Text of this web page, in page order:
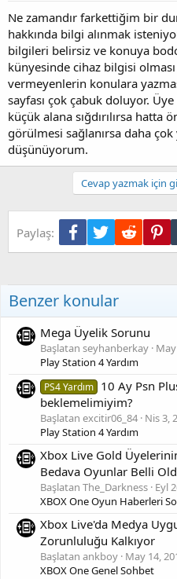
Ne zamandır farkettiğim bir
hakkında bilgi alınmak
bilgileri belirsiz ve konuya
künyesinde cihaz bilgisi
vermeyenlerin konulara
sayfası çok çabuk doluyor.
küçük alana sığdırılırsa hatta
görülmesi sağlanırsa daha
düşünüyorum.
Cevap yazmak için
Paylaş: Facebook
TwitterReddit
Benzer konular
Mega Üyelik Sorunu
Başlatan seyhanberkay
Play Station 4 Yardım
PS4 Yardım 10 Ay Psn
beklemelimiyim?
Başlatan excitir06_84 Nis 3,
Play Station 4 Yardım
Xbox Live Gold
Bedava Oyunlar Belli
Başlatan The_Darkness Eyl
XBOX One Oyun Haberleri
Xbox Live'da Medya
Zorunluluğu Kalkıyor
Başlatan ankboy May 14,
XBOX One Genel Sohbet